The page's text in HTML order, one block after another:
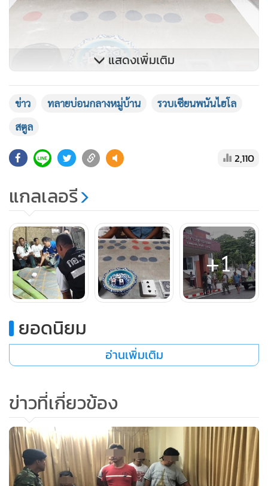
แสดงเพิ่มเติม
ข่าว ทลายบ่อนกลางหมู่บ้าน
รวบเซียนพนันไฮโล
สตูล
2,110
แกลเลอรี
+1
ยอดนิยม
อ่านเพิ่มเติม
ข่าวที่เกี่ยวข้อง